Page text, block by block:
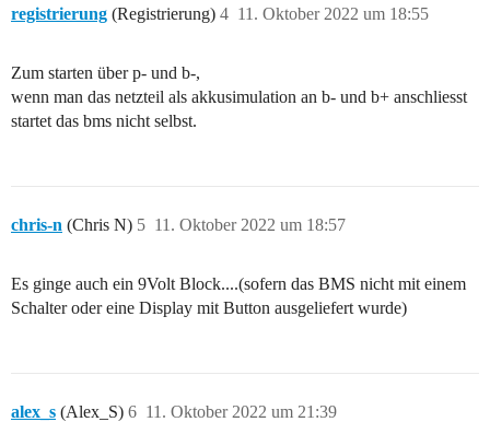
registrierung (Registrierung) 11. Oktober 2022 um 18:55
4
Zum starten über p- und b-,
wenn man das netzteil als akkusimulation an b- und b+ anschliesst
startet das bms nicht selbst.
chris-n (Chris N) 11. Oktober 2022 um 18:57
5
Es ginge auch ein 9Volt Block....(sofern das BMS nicht mit einem
Schalter oder eine Display mit Button ausgeliefert wurde)
alex_s (Alex_S) 11. Oktober 2022 um 21:39
6